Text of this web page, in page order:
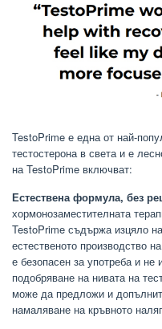
TestoPrime е една от най-
тестостерона в света и е
на TestoPrime включват:
Естествена формула, без
хормонозаместителната
TestoPrime съдържа изцяло
естественото производство
е безопасен за употреба и не
подобряване на нивата на
може да предложи и
намаляване на кръвното